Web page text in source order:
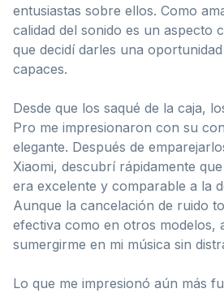
entusiastas sobre ellos. Como
calidad del sonido es un aspecto
que decidí darles una
capaces.
Desde que los saqué de la caja,
Pro me impresionaron con su
elegante. Después de
Xiaomi, descubrí rápidamente
era excelente y comparable a la
Aunque la cancelación de ruido
efectiva como en otros modelos,
sumergirme en mi música sin
Lo que me impresionó aún más